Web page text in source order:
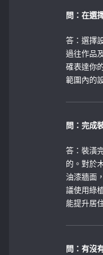
問：在選
答：選擇
過往作品
確表達你
範圍內的
問：完成
答：裝潢
的。對於
油漆牆面
議使用綠
能提升居
問：有沒